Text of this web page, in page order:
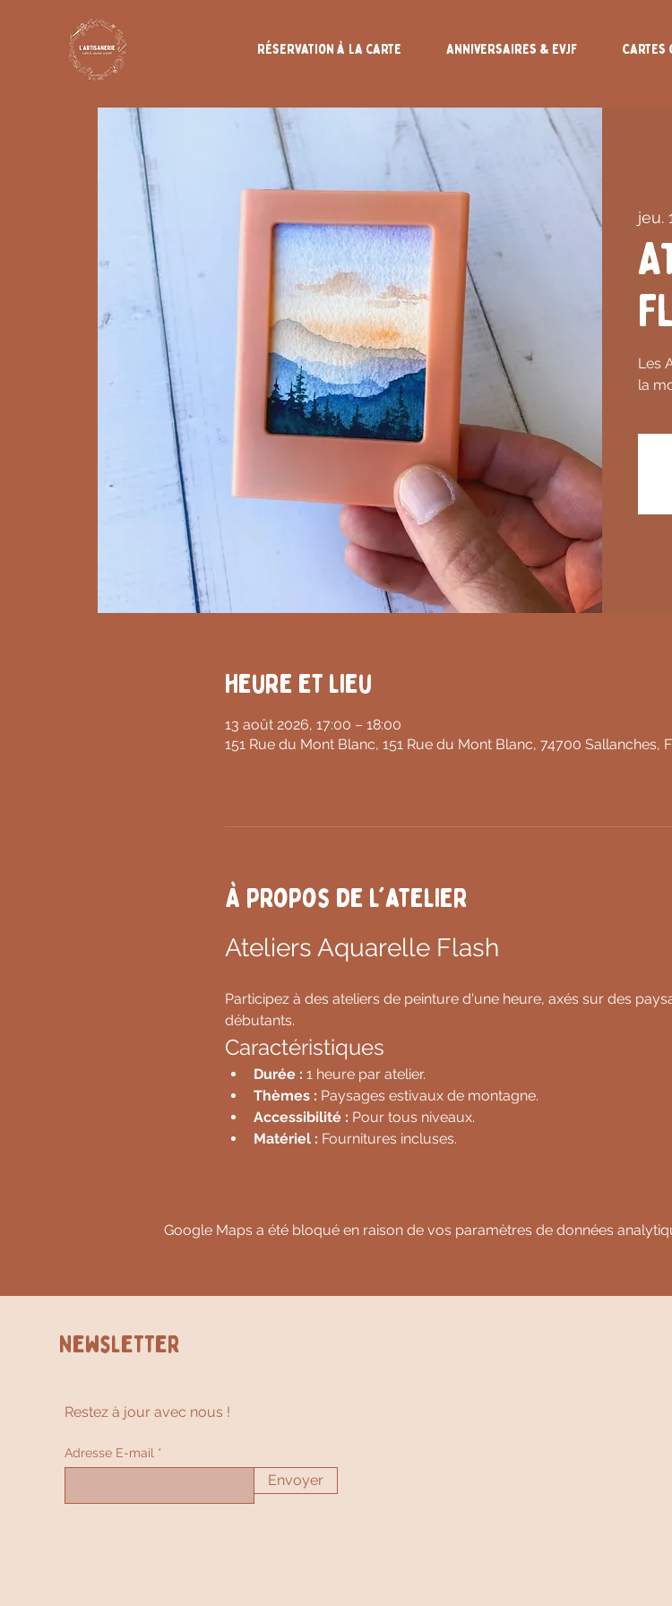
Réservation à la carte Anniversaires & EVJF Cartes
jeu.
Les
la
Heure et lieu
13 août 2026, 17:00 – 18:00
151 Rue du Mont Blanc, 151 Rue du Mont Blanc, 74700 Sallanches,
À propos de l'atelier
Ateliers Aquarelle Flash
Participez à des ateliers de peinture d'une heure, axés sur des
débutants.
Caractéristiques
Durée : 1 heure par atelier.
Thèmes : Paysages estivaux de montagne.
Accessibilité : Pour tous niveaux.
Matériel : Fournitures incluses.
Google Maps a été bloqué en raison de vos paramètres de données
Newsletter
Restez à jour avec nous !
Adresse E-mail
Envoyer